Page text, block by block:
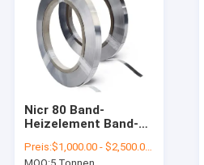
Über uns
Fabrik-Ausflug
Nicr 80 Band-
Heizelement Band-
Chromnickels 20 625
Preis:$1,000.00 - $2,500.00/Tons